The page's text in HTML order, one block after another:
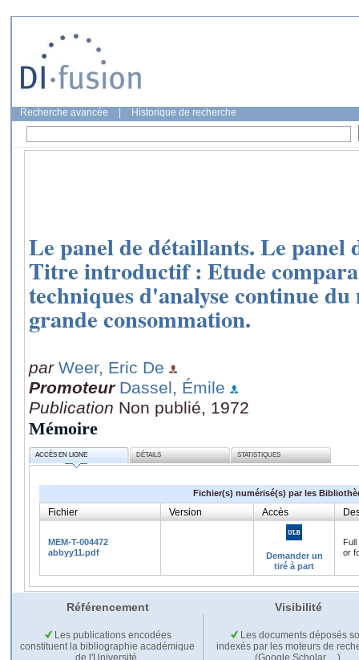
Recherche avancée Historique de recherche
Le panel de détaillants. Le panel
Titre introductif : Etude
techniques d'analyse continue du
grande consommation.
par Weer, Eric De
Promoteur Dassel, Émile
Publication Non publié, 1972
Mémoire
ACCÈS EN LIGNE DÉTAILS STATISTIQUES
Fichier(s) numérisé(s) par les
Fichier Version Accès
MEM-T-004472
abbyy11.pdf
Demander un
tiré à part
or
Référencement Visibilité
Les publications encodées
constituent la bibliographie académique
de l'Université.
Les documents déposés
indexés par les moteurs de
(Google Scholar,…).